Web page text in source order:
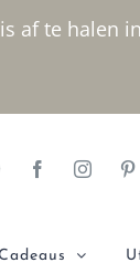
af te halen